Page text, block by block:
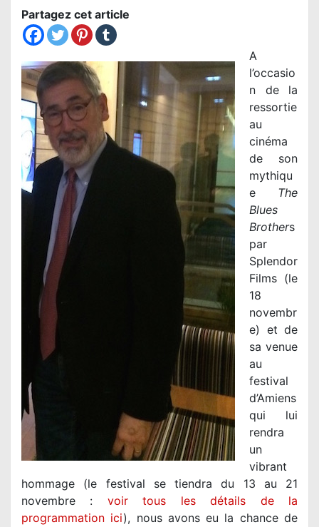
Partagez cet article
A
l’occasio
n de la
ressortie
au
cinéma
de son
mythiqu
e The
Blues
Brothers
par
Splendor
Films (le
18
novembr
e) et de
sa venue
au
festival
d’Amiens
qui lui
rendra
un
vibrant
hommage (le festival se tiendra du 13 au 21
novembre : voir tous les détails de la
programmation ici), nous avons eu la chance de